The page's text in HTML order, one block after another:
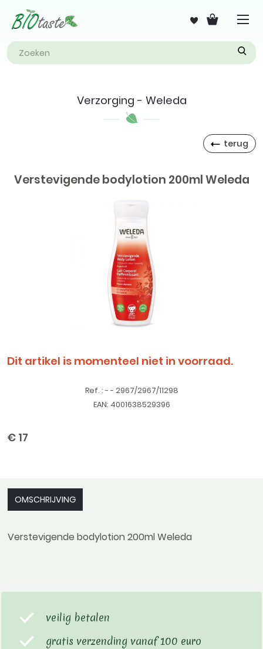
Verzorging - Weleda
terug
Verstevigende bodylotion 200ml Weleda
Dit artikel is momenteel niet in voorraad.
Ref. : - - 2967/2967/11298
EAN: 4001638529396
€ 17
OMSCHRIJVING
Verstevigende bodylotion 200ml Weleda
veilig betalen
gratis verzending vanaf 100 euro